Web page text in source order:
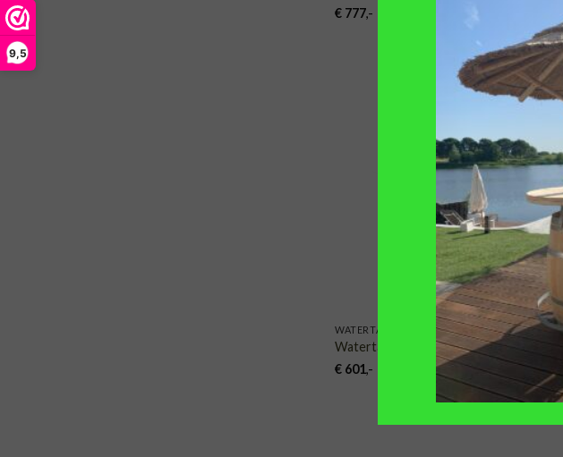
9,5
€ 777,-
VERLANGLIJST
WATERTAFEL
Watertafel vierkant 600x600x400 mm
€ 601,-